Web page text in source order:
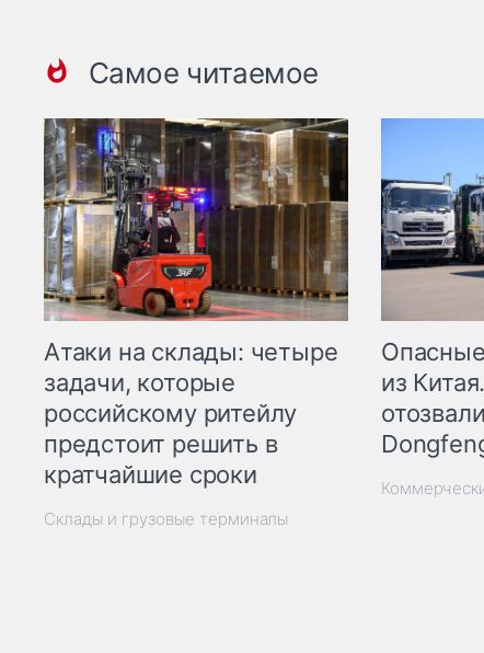
Самое читаемое
Атаки на склады: четыре
задачи, которые
российскому ритейлу
предстоит решить в
кратчайшие сроки
Склады и грузовые терминалы
из